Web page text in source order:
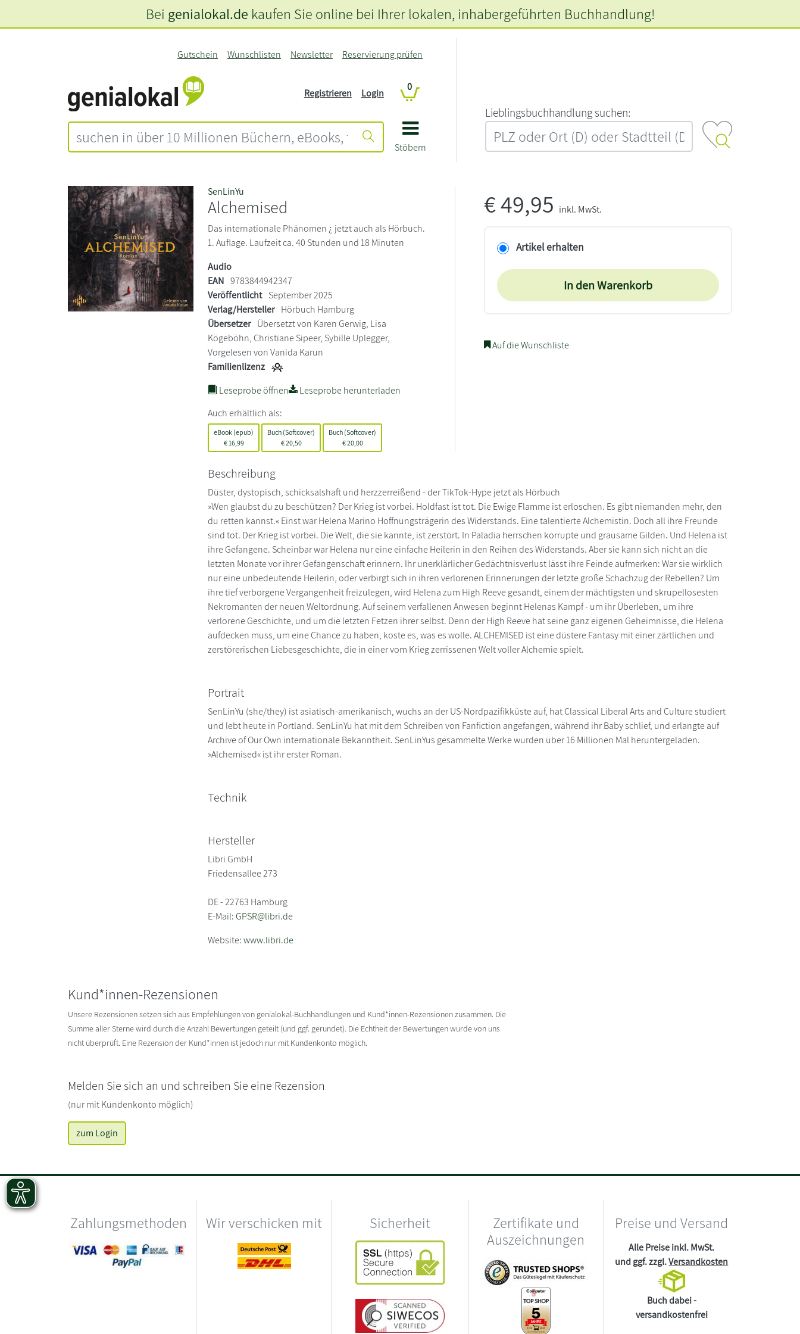
Stöbern
Gutschein Wunschlisten Newsletter Reservierung prüfen
Registrieren Login
0
L‍i‍e‍b‍l‍i‍n‍g‍s‍b‍u‍c‍h‍h‍a‍n‍d‍l‍u‍n‍g‍ ‍s‍u‍c‍h‍e‍n‍:‍
Bei genialokal.de kaufen Sie online bei Ihrer lokalen, inhabergeführten Buchhandlung!
SenLinYu
Alchemised
Das internationale Phänomen ¿ jetzt auch als Hörbuch.
1. Auflage. Laufzeit ca. 40 Stunden und 18 Minuten
Audio
EAN 9783844942347
Veröffentlicht September 2025
Verlag/Hersteller Hörbuch Hamburg
Übersetzer Übersetzt von Karen Gerwig, Lisa
Kögeböhn, Christiane Sipeer, Sybille Uplegger,
Vorgelesen von Vanida Karun
Familienlizenz
Leseprobe öffnen
Leseprobe herunterladen
Auch erhältlich als:
eBook (epub)
€16,99
Buch (Softcover)
€20,50
Buch (Softcover)
€20,00
€49,95 inkl. MwSt.
Artikel erhalten
In den Warenkorb
Auf die Wunschliste
Beschreibung
Düster, dystopisch, schicksalshaft und herzzerreißend - der TikTok-Hype jetzt als Hörbuch
»Wen glaubst du zu beschützen? Der Krieg ist vorbei. Holdfast ist tot. Die Ewige Flamme ist erloschen. Es gibt niemanden mehr, den
du retten kannst.« Einst war Helena Marino Hoffnungsträgerin des Widerstands. Eine talentierte Alchemistin. Doch all ihre Freunde
sind tot. Der Krieg ist vorbei. Die Welt, die sie kannte, ist zerstört. In Paladia herrschen korrupte und grausame Gilden. Und Helena ist
ihre Gefangene. Scheinbar war Helena nur eine einfache Heilerin in den Reihen des Widerstands. Aber sie kann sich nicht an die
letzten Monate vor ihrer Gefangenschaft erinnern. Ihr unerklärlicher Gedächtnisverlust lässt ihre Feinde aufmerken: War sie wirklich
nur eine unbedeutende Heilerin, oder verbirgt sich in ihren verlorenen Erinnerungen der letzte große Schachzug der Rebellen? Um
ihre tief verborgene Vergangenheit freizulegen, wird Helena zum High Reeve gesandt, einem der mächtigsten und skrupellosesten
Nekromanten der neuen Weltordnung. Auf seinem verfallenen Anwesen beginnt Helenas Kampf - um ihr Überleben, um ihre
verlorene Geschichte, und um die letzten Fetzen ihrer selbst. Denn der High Reeve hat seine ganz eigenen Geheimnisse, die Helena
aufdecken muss, um eine Chance zu haben, koste es, was es wolle. ALCHEMISED ist eine düstere Fantasy mit einer zärtlichen und
zerstörerischen Liebesgeschichte, die in einer vom Krieg zerrissenen Welt voller Alchemie spielt.
Portrait
SenLinYu (she/they) ist asiatisch-amerikanisch, wuchs an der US-Nordpazifikküste auf, hat Classical Liberal Arts and Culture studiert
und lebt heute in Portland. SenLinYu hat mit dem Schreiben von Fanfiction angefangen, während ihr Baby schlief, und erlangte auf
Archive of Our Own internationale Bekanntheit. SenLinYus gesammelte Werke wurden über 16 Millionen Mal heruntergeladen.
»Alchemised« ist ihr erster Roman.
Technik
Hersteller
Libri GmbH
Friedensallee 273
DE - 22763 Hamburg
E-Mail:GPSR@libri.de
Website:www.libri.de
Kund*innen-Rezensionen
Unsere Rezensionen setzen sich aus Empfehlungen von genialokal-Buchhandlungen und Kund*innen-Rezensionen zusammen. Die
Summe aller Sterne wird durch die Anzahl Bewertungen geteilt (und ggf. gerundet). Die Echtheit der Bewertungen wurde von uns
nicht überprüft. Eine Rezension der Kund*innen ist jedoch nur mit Kundenkonto möglich.
Melden Sie sich an und schreiben Sie eine Rezension
(nur mit Kundenkonto möglich)
zum Login
Zahlungsmethoden Wir verschicken mit Sicherheit
Zertifikate und
Auszeichnungen
Preise und Versand
Alle Preise inkl. MwSt.
und ggf. zzgl.Versandkosten
Buch dabei -
versandkostenfrei